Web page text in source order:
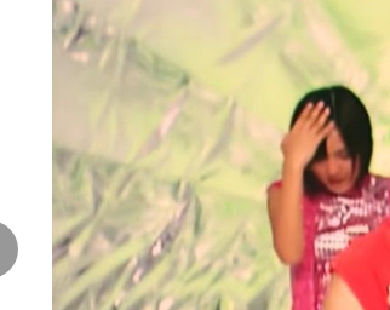
「目標達成できなかったからと言って…」サ
the Style
前